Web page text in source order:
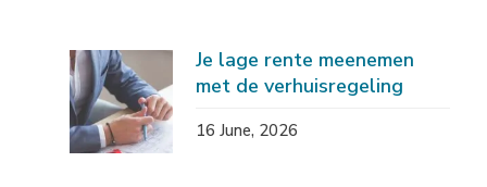
Je lage rente meenemen
met de verhuisregeling
16 June, 2026